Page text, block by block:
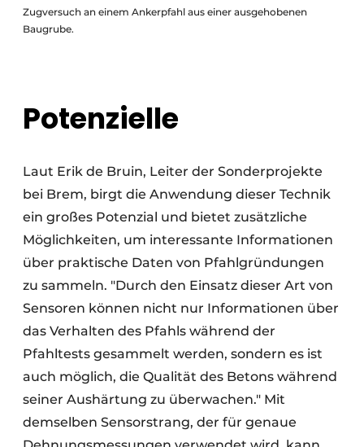
Zugversuch an einem Ankerpfahl aus einer ausgehobenen
Baugrube.
Potenzielle
Laut Erik de Bruin, Leiter der Sonderprojekte
bei Brem, birgt die Anwendung dieser Technik
ein großes Potenzial und bietet zusätzliche
Möglichkeiten, um interessante Informationen
über praktische Daten von Pfahlgründungen
zu sammeln. "Durch den Einsatz dieser Art von
Sensoren können nicht nur Informationen über
das Verhalten des Pfahls während der
Pfahltests gesammelt werden, sondern es ist
auch möglich, die Qualität des Betons während
seiner Aushärtung zu überwachen." Mit
demselben Sensorstrang, der für genaue